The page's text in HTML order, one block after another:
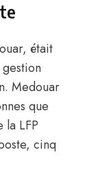
était
Medouar
que
la LFP
cinq